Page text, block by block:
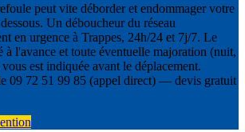
peut vite déborder et endommager votre
Un déboucheur du réseau
en urgence à Trappes, 24h/24 et 7j/7. Le
à l'avance et toute éventuelle majoration (nuit,
est indiquée avant le déplacement.
09 72 51 99 85 (appel direct) — devis gratuit